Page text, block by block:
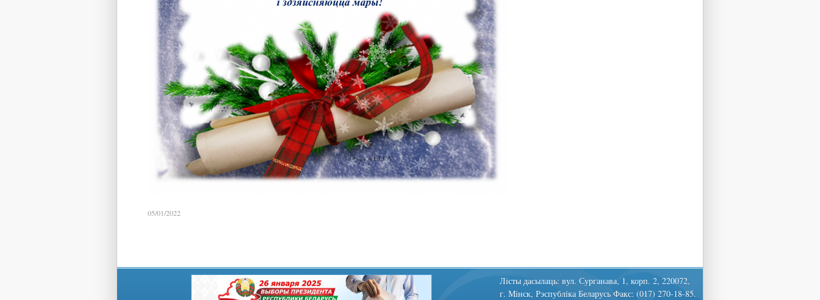
05/01/2022
Лiсты дасылаць: вул. Сурганава, 1, корп. 2, 220072,
г. Мінск, Рэспубліка Беларусь Факс: (017) 270-18-85.